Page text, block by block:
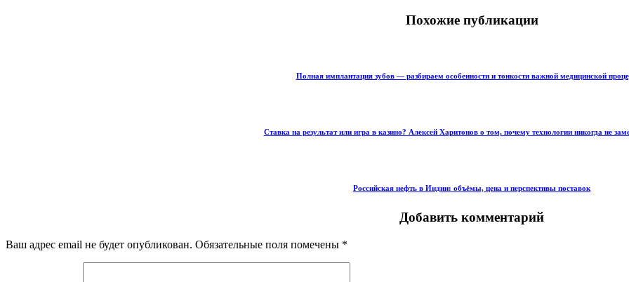
Похожие публикации
Полная имплантация зубов — разбираем особенности и тонкости важной медицинской
Ставка на результат или игра в казино? Алексей Харитонов о том, почему технологии никогда не
Российская нефть в Индии: объёмы, цена и перспективы поставок
Добавить комментарий
Ваш адрес email не будет опубликован. Обязательные поля помечены *